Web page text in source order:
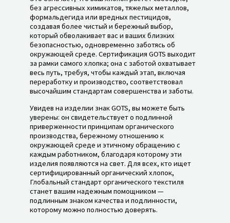
без агрессивных химикатов, тяжелых металлов,
формальдегида или вредных пестицидов,
создавая более чистый и бережный выбор,
который обволакивает вас и ваших близких
безопасностью, одновременно заботясь об
окружающей среде. Сертификация GOTS выходит
за рамки самого хлопка; она с заботой охватывает
весь путь, требуя, чтобы каждый этап, включая
переработку и производство, соответствовал
высочайшим стандартам совершенства и заботы.
Увидев на изделии знак GOTS, вы можете быть
уверены: он свидетельствует о подлинной
приверженности принципам органического
производства, бережному отношению к
окружающей среде и этичному обращению с
каждым работником, благодаря которому эти
изделия появляются на свет. Для всех, кто ищет
сертифицированный органический хлопок,
Глобальный стандарт органического текстиля
станет вашим надежным помощником —
подлинным знаком качества и подлинности,
которому можно полностью доверять.